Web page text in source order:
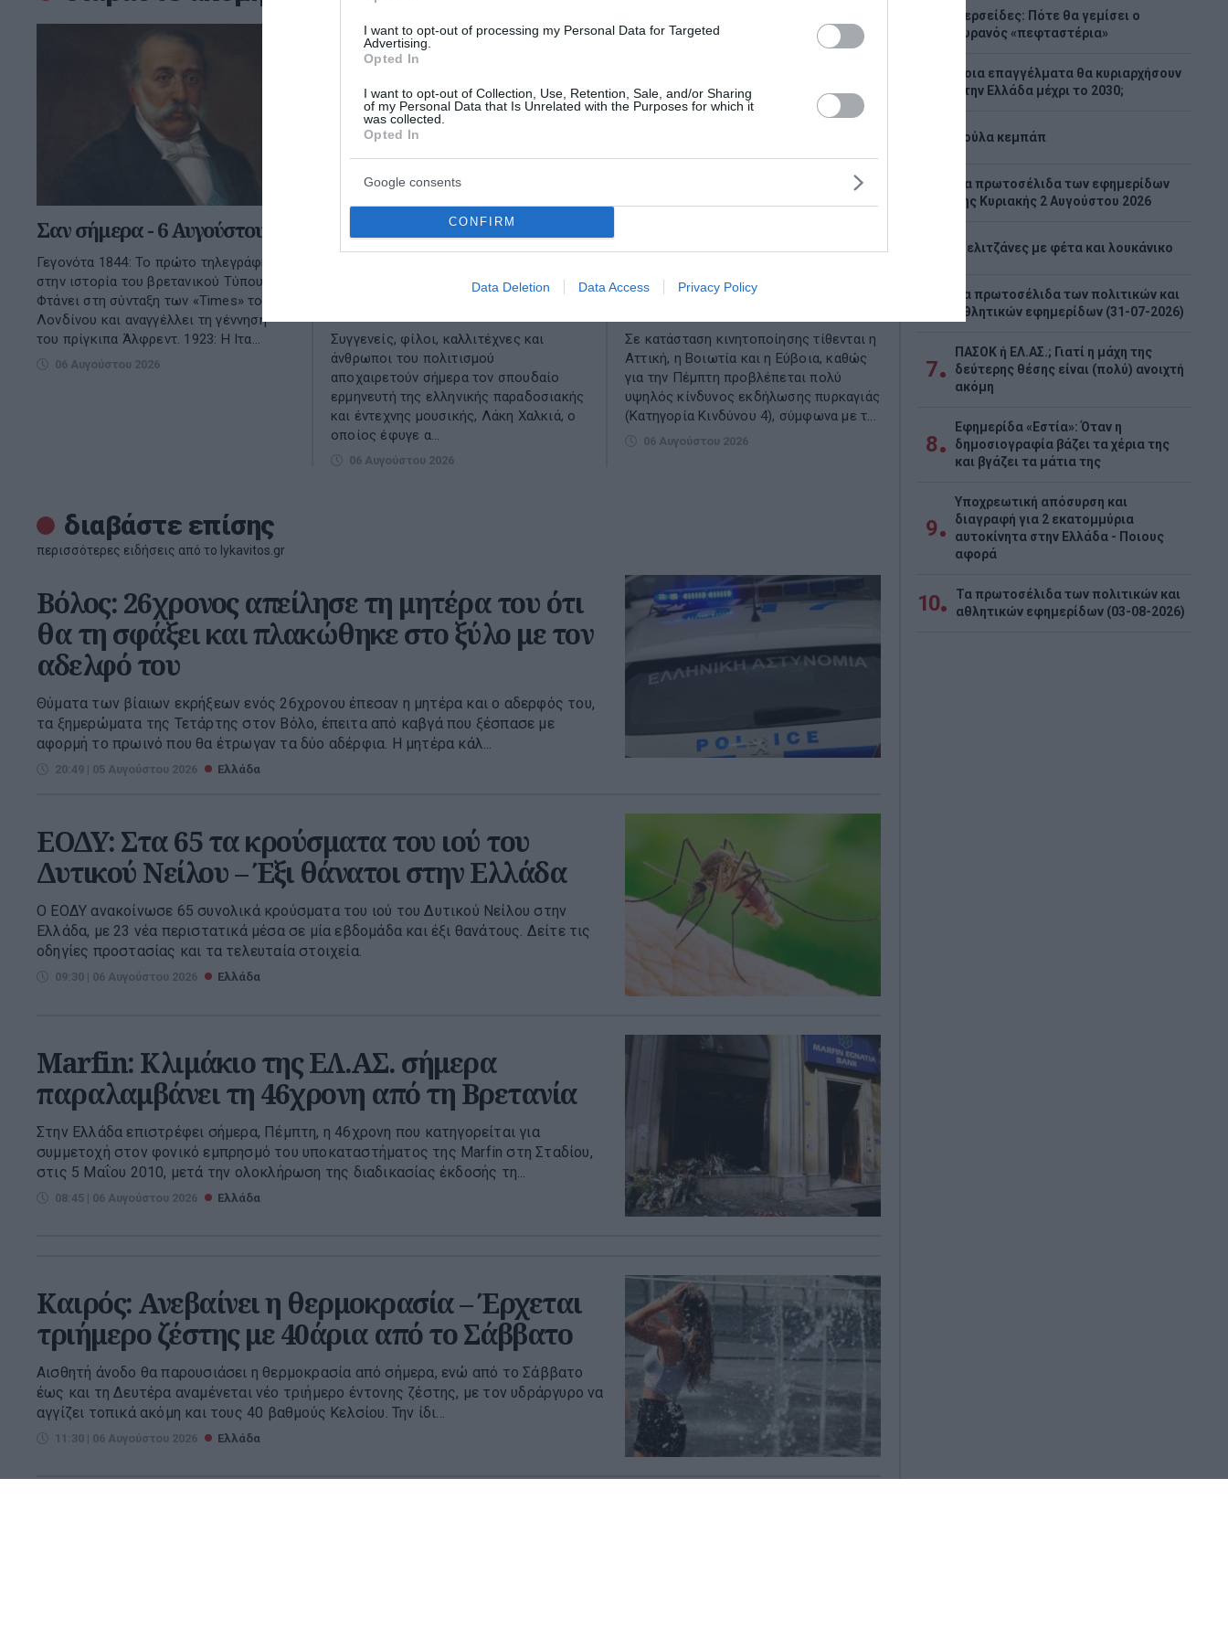
I want to opt-out of processing my Personal Data for Targeted
Advertising.
Opted In
I want to opt-out of Collection, Use, Retention, Sale, and/or Sharing
of my Personal Data that Is Unrelated with the Purposes for which it
was collected.
Opted In
Google consents
CONFIRM
Data Deletion Data Access Privacy Policy
Σαν σήμερα - 6 Αυγούστου
Γεγονότα 1844: Το πρώτο τηλεγράφημα
στην ιστορία του βρετανικού Τύπου.
Φτάνει στη σύνταξη των «Times» του
Λονδίνου και αναγγέλλει τη γέννηση
του πρίγκιπα Άλφρεντ. 1923: Η Ιτα...
06 Αυγούστου 2026
Σήμερα το τελευταίο αντίο
στον Λάκη Χαλκιά – Η
κηδεία στο Α’ Νεκροταφείο
Συγγενείς, φίλοι, καλλιτέχνες και
άνθρωποι του πολιτισμού
αποχαιρετούν σήμερα τον σπουδαίο
ερμηνευτή της ελληνικής παραδοσιακής
και έντεχνης μουσικής, Λάκη Χαλκιά, ο
οποίος έφυγε α...
06 Αυγούστου 2026
κινητοποίησης Αττική,
Βοιωτία και Εύβοια λόγω
Σε κατάσταση κινητοποίησης τίθενται η
Αττική, η Βοιωτία και η Εύβοια, καθώς
για την Πέμπτη προβλέπεται πολύ
υψηλός κίνδυνος εκδήλωσης πυρκαγιάς
(Κατηγορία Κινδύνου 4), σύμφωνα με τ...
06 Αυγούστου 2026
διαβάστε επίσης
περισσότερες ειδήσεις από το lykavitos.gr
Βόλος: 26χρονος απείλησε τη μητέρα του ότι
θα τη σφάξει και πλακώθηκε στο ξύλο με τον
αδελφό του
Θύματα των βίαιων εκρήξεων ενός 26χρονου έπεσαν η μητέρα και ο αδερφός του,
τα ξημερώματα της Τετάρτης στον Βόλο, έπειτα από καβγά που ξέσπασε με
αφορμή το πρωινό που θα έτρωγαν τα δύο αδέρφια. Η μητέρα κάλ...
20:49 | 05 Αυγούστου 2026 Ελλάδα
ΕΟΔΥ: Στα 65 τα κρούσματα του ιού του
Δυτικού Νείλου – Έξι θάνατοι στην Ελλάδα
Ο ΕΟΔΥ ανακοίνωσε 65 συνολικά κρούσματα του ιού του Δυτικού Νείλου στην
Ελλάδα, με 23 νέα περιστατικά μέσα σε μία εβδομάδα και έξι θανάτους. Δείτε τις
οδηγίες προστασίας και τα τελευταία στοιχεία.
09:30 | 06 Αυγούστου 2026 Ελλάδα
Marfin: Κλιμάκιο της ΕΛ.ΑΣ. σήμερα
παραλαμβάνει τη 46χρονη από τη Βρετανία
Στην Ελλάδα επιστρέφει σήμερα, Πέμπτη, η 46χρονη που κατηγορείται για
συμμετοχή στον φονικό εμπρησμό του υποκαταστήματος της Marfin στη Σταδίου,
στις 5 Μαΐου 2010, μετά την ολοκλήρωση της διαδικασίας έκδοσής τη...
08:45 | 06 Αυγούστου 2026 Ελλάδα
Καιρός: Ανεβαίνει η θερμοκρασία – Έρχεται
τριήμερο ζέστης με 40άρια από το Σάββατο
Αισθητή άνοδο θα παρουσιάσει η θερμοκρασία από σήμερα, ενώ από το Σάββατο
έως και τη Δευτέρα αναμένεται νέο τριήμερο έντονης ζέστης, με τον υδράργυρο να
αγγίζει τοπικά ακόμη και τους 40 βαθμούς Κελσίου. Την ίδι...
11:30 | 06 Αυγούστου 2026 Ελλάδα
Περσείδες: Πότε θα γεμίσει ο
ουρανός «πεφταστέρια»
Ποια επαγγέλματα θα κυριαρχήσουν
στην Ελλάδα μέχρι το 2030;
Λούλα κεμπάπ
Tα πρωτοσέλιδα των εφημερίδων
της Κυριακής 2 Αυγούστου 2026
Μελιτζάνες με φέτα και λουκάνικο
Τα πρωτοσέλιδα των πολιτικών και
αθλητικών εφημερίδων (31-07-2026)
7
ΠΑΣΟΚ ή ΕΛ.ΑΣ.; Γιατί η μάχη της
δεύτερης θέσης είναι (πολύ) ανοιχτή
ακόμη
8
Εφημερίδα «Εστία»: Όταν η
δημοσιογραφία βάζει τα χέρια της
και βγάζει τα μάτια της
9
Υποχρεωτική απόσυρση και
διαγραφή για 2 εκατομμύρια
αυτοκίνητα στην Ελλάδα - Ποιους
αφορά
10
Τα πρωτοσέλιδα των πολιτικών και
αθλητικών εφημερίδων (03-08-2026)